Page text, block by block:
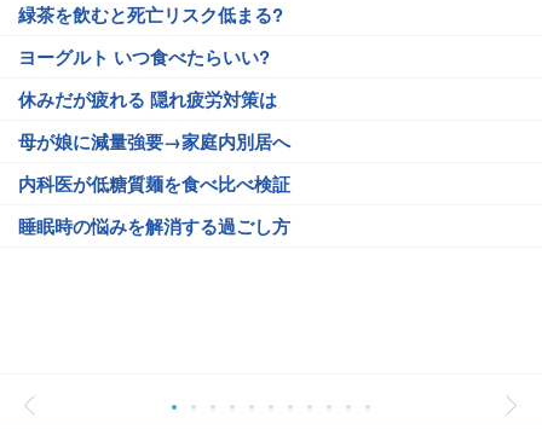
緑茶を飲むと死亡リスク低まる?
ヨーグルト いつ食べたらいい?
休みだが疲れる 隠れ疲労対策は
母が娘に減量強要→家庭内別居へ
内科医が低糖質麺を食べ比べ検証
睡眠時の悩みを解消する過ごし方